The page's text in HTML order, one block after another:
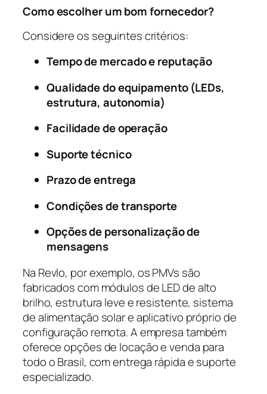
Como escolher um bom fornecedor?
Considere os seguintes critérios:
Tempo de mercado e reputação
Qualidade do equipamento (LEDs,
estrutura, autonomia)
Facilidade de operação
Suporte técnico
Prazo de entrega
Condições de transporte
Opções de personalização de
mensagens
Na Revlo, por exemplo, os PMVs são
fabricados com módulos de LED de alto
brilho, estrutura leve e resistente, sistema
de alimentação solar e aplicativo próprio de
configuração remota. A empresa também
oferece opções de locação e venda para
todo o Brasil, com entrega rápida e suporte
especializado.